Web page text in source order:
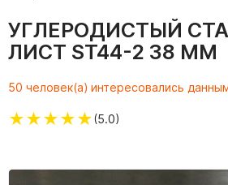
УГЛЕРОДИСТЫЙ
ЛИСТ ST44-2 38 ММ
50 человек(а) интересовались
★★★★★(5.0)